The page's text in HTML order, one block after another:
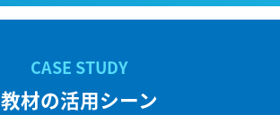
教材の活用シーン